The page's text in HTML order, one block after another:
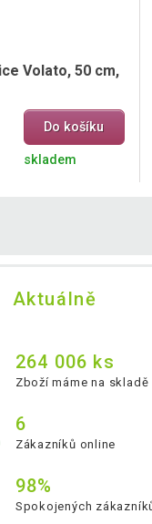
Volato, 50 cm,
Do košíku
skladem
Aktuálně
264 006 ks
Zboží máme na skladě
6
Zákazníků online
98%
Spokojených